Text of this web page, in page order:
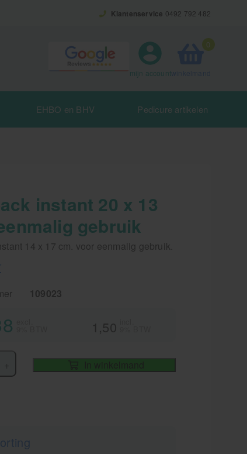
Klantenservice 0492 792 482
0
mijn account
EHBO en BHV Pedicure artikelen
instant 20 x 13
gebruik
14 x 17 cm. voor eenmalig gebruik.
109023
1,50
In winkelmand